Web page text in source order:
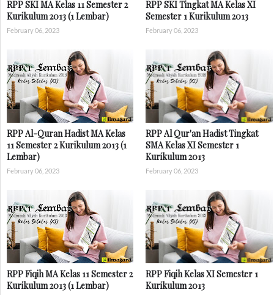
RPP SKI MA Kelas 11 Semester 2
Kurikulum 2013 (1 Lembar)
February 06, 2023
RPP SKI Tingkat MA Kelas XI
Semester 1 Kurikulum 2013
February 06, 2023
RPP Al-Quran Hadist MA Kelas
11 Semester 2 Kurikulum 2013 (1
Lembar)
February 06, 2023
RPP Al Qur'an Hadist Tingkat
SMA Kelas XI Semester 1
Kurikulum 2013
February 06, 2023
RPP Fiqih MA Kelas 11 Semester 2
Kurikulum 2013 (1 Lembar)
RPP Fiqih Kelas XI Semester 1
Kurikulum 2013